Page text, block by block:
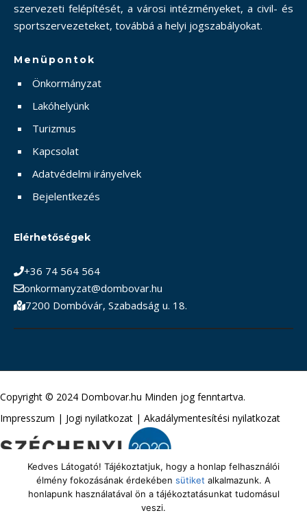
szervezeti felépítését, a városi intézményeket, a civil- és
sportszervezeteket, továbbá a helyi jogszabályokat.
Menüpontok
Önkormányzat
Lakóhelyünk
Turizmus
Kapcsolat
Adatvédelmi irányelvek
Bejelentkezés
Elérhetőségek
+36 74 564 564
onkormanyzat@dombovar.hu
7200 Dombóvár, Szabadság u. 18.
Copyright © 2024 Dombovar.hu Minden jog fenntartva.
Impresszum | Jogi nyilatkozat | Akadálymentesítési nyilatkozat
Kedves Látogató! Tájékoztatjuk, hogy a honlap felhasználói
élmény fokozásának érdekében sütiket alkalmazunk. A
honlapunk használatával ön a tájékoztatásunkat tudomásul
veszi.